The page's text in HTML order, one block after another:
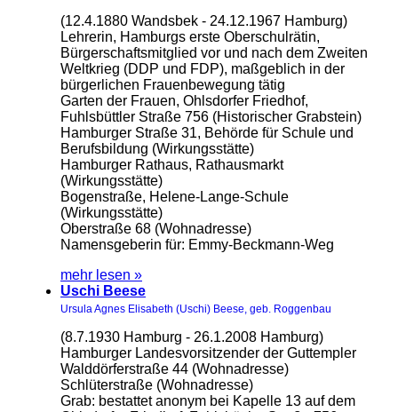
(12.4.1880 Wandsbek - 24.12.1967 Hamburg)
Lehrerin, Hamburgs erste Oberschulrätin,
Bürgerschaftsmitglied vor und nach dem Zweiten
Weltkrieg (DDP und FDP), maßgeblich in der
bürgerlichen Frauenbewegung tätig
Garten der Frauen, Ohlsdorfer Friedhof,
Fuhlsbüttler Straße 756 (Historischer Grabstein)
Hamburger Straße 31, Behörde für Schule und
Berufsbildung (Wirkungsstätte)
Hamburger Rathaus, Rathausmarkt
(Wirkungsstätte)
Bogenstraße, Helene-Lange-Schule
(Wirkungsstätte)
Oberstraße 68 (Wohnadresse)
Namensgeberin für: Emmy-Beckmann-Weg
mehr lesen »
Uschi Beese
Ursula Agnes Elisabeth (Uschi) Beese, geb. Roggenbau
(8.7.1930 Hamburg - 26.1.2008 Hamburg)
Hamburger Landesvorsitzender der Guttempler
Walddörferstraße 44 (Wohnadresse)
Schlüterstraße (Wohnadresse)
Grab: bestattet anonym bei Kapelle 13 auf dem